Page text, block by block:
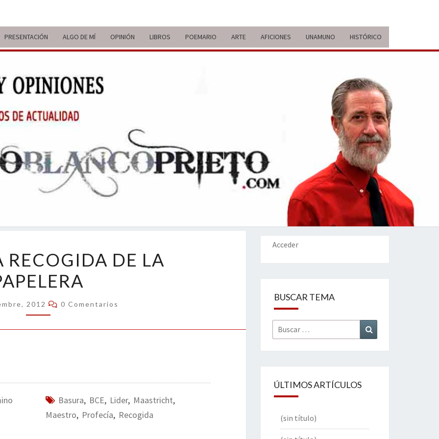
PRESENTACIÓN ALGO DE MÍ OPINIÓN LIBROS POEMARIO ARTE AFICIONES UNAMUNO HISTÓRICO
ITINERARIO
DE VIDA Y
OPINIONES
BREVE
RECORRIDO
VITAL Y
COMENTARIOS
ACTUALIDAD
RECOGIDA
DE
LA
PAPELERA
RECOGIDA DE LA
2012 Comentarios
0 Comentarios
Basura, BCE, Lider, Maastricht,
Maestro, Profecía, Recogida
Acceder
BUSCAR TEMA
Buscar
por:
ÚLTIMOS ARTÍCULOS
(sin título)